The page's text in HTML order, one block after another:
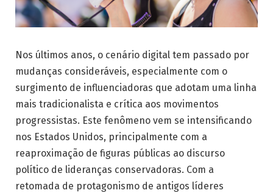
Nos últimos anos, o cenário digital tem passado por
mudanças consideráveis, especialmente com o
surgimento de influenciadoras que adotam uma linha
mais tradicionalista e crítica aos movimentos
progressistas. Este fenômeno vem se intensificando
nos Estados Unidos, principalmente com a
reaproximação de figuras públicas ao discurso
político de lideranças conservadoras. Com a
retomada de protagonismo de antigos líderes